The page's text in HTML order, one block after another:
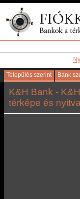
Település szerint Bank
K&H Bank -
térképe és